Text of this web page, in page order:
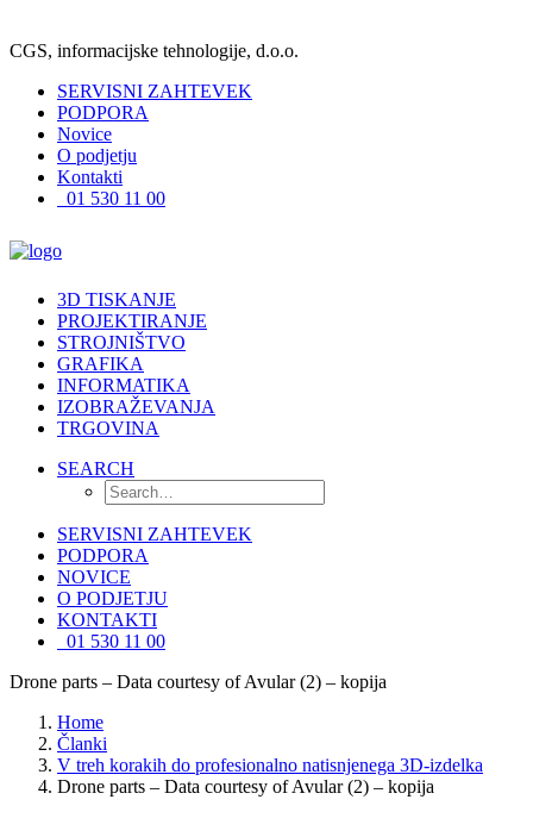
CGS, informacijske tehnologije, d.o.o.
SERVISNI ZAHTEVEK
PODPORA
Novice
O podjetju
Kontakti
01 530 11 00
3D TISKANJE
PROJEKTIRANJE
STROJNIŠTVO
GRAFIKA
INFORMATIKA
IZOBRAŽEVANJA
TRGOVINA
SEARCH
SERVISNI ZAHTEVEK
PODPORA
NOVICE
O PODJETJU
KONTAKTI
01 530 11 00
Drone parts – Data courtesy of Avular (2) – kopija
Home
Članki
V treh korakih do profesionalno natisnjenega 3D-izdelka
Drone parts – Data courtesy of Avular (2) – kopija